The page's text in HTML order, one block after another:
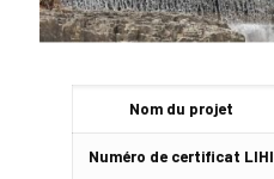
Nom du projet
Numéro de certificat LIHI